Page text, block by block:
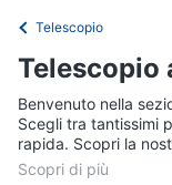
Informatica
Telefonia
Tv
Fotocamera
Mirrorless
Nikon
serie
d
Instax
Telescopio
Telescopio
Benvenuto nella
Scegli tra tantissimi
rapida. Scopri la
acquista